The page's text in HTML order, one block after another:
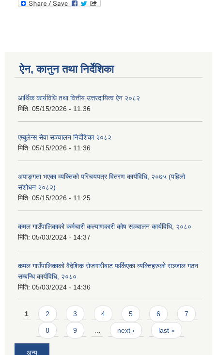
ऐन, कानुन तथा निर्देशिका
आर्थिक कार्यविधि तथा वित्तीय उत्तरदायित्व ऐन २०८२
मिति: 05/15/2026 - 11:36
एम्बुलेन्स सेवा सञ्चालन निर्देशिका २०८२
मिति: 05/15/2026 - 11:36
अपाङ्गता भएका व्यक्तिको परिचयपत्र वितरण कार्यविधि, २०७५ (पहिलो
संशोधन २०८२)
मिति: 05/15/2026 - 11:25
कमल गाउँपालिकाको कर्मचारी कल्याणकारी कोष सञ्चालन कार्यविधि, २०८०
मिति: 05/03/2024 - 14:37
कमल गाउँपालिकाको वैदेशिक रोजगारीबाट फर्किएका व्यक्तिहरुको सञ्जाल गठन
सम्बन्धि कार्यविधि, २०८०
मिति: 05/03/2024 - 14:36
Pages
1 2 3 4 5 6 7
8 9 next › last »
अन्य